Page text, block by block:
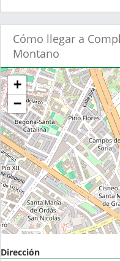
Cómo llegar a
Montano
+
−
Dirección